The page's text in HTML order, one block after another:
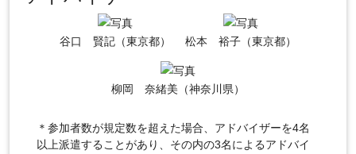
谷口 賢記（東京都） 松本 裕子（東京都）
柳岡 奈緒美（神奈川県）
＊参加者数が規定数を超えた場合、アドバイザーを4名
以上派遣することがあり、その内の3名によるアドバイ